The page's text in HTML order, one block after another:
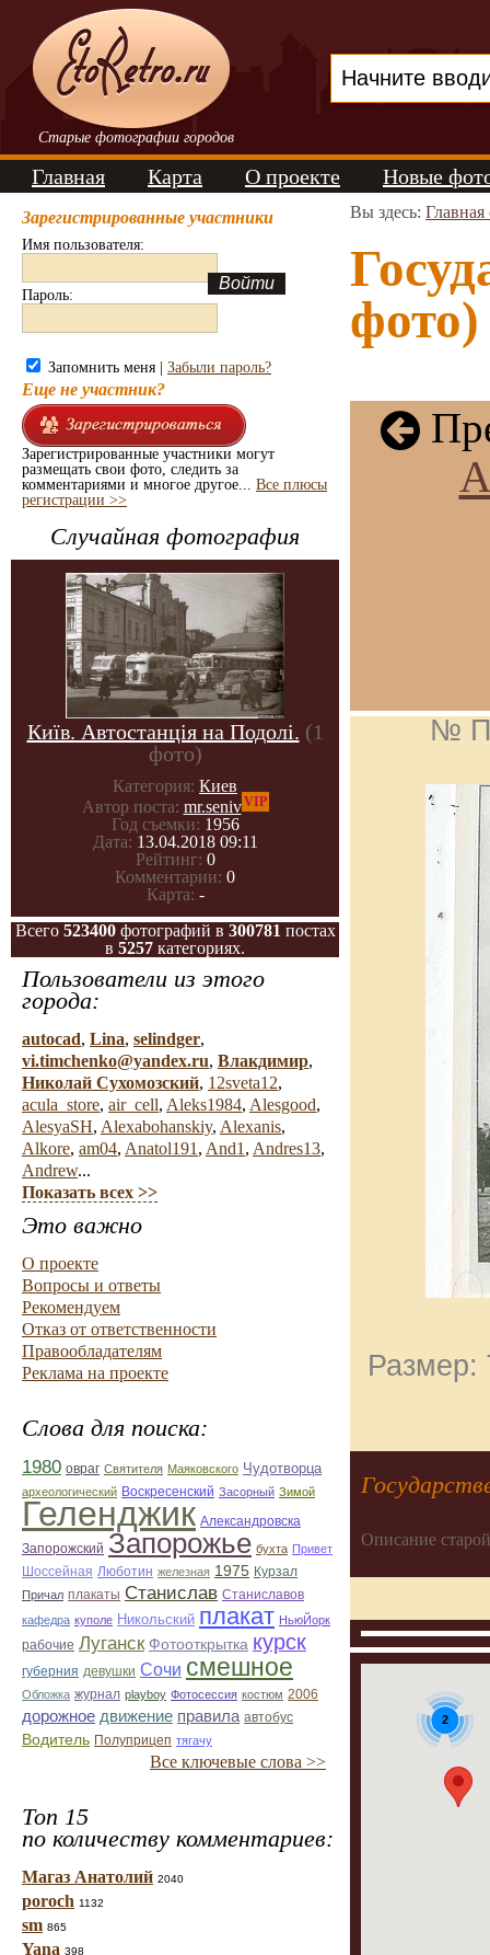
Старые фотографии городов
Главная Карта О проекте Новые
Зарегистрированные участники
Имя пользователя:
Пароль:
Запомнить меня | Забыли пароль?
Еще не участник?
Зарегистрированные участники могут
размещать свои фото, следить за
комментариями и многое другое... Все плюсы
регистрации >>
Случайная фотография
Київ. Автостанція на Подолі. (1
фото)
Категория: Киев
Автор поста: mr.senivVIP
Год съемки: 1956
Дата: 13.04.2018 09:11
Рейтинг: 0
Комментарии: 0
Карта: -
Всего 523400фотографий в 300781 постах
в 5257 категориях.
Пользователи из этого
города:
autocad, Lina, selindger,
vi.timchenko@yandex.ru, Влакдимир,
Николай Сухомозский, 12sveta12,
acula_store, air_cell, Aleks1984, Alesgood,
AlesyaSH, Alexabohanskiy, Alexanis,
Alkore, am04, Anatol191 , And1 , Andres13,
Andrew...
Показать всех >>
Это важно
О проекте
Вопросы и ответы
Рекомендуем
Отказ от ответственности
Правообладателям
Реклама на проекте
Слова для поиска:
1980 овраг Святителя Маяковского Чудотворца
археологический Воскресенский Засорный Зимой
Геленджик Александровска
Запорожский Запорожье бухта Привет
Шоссейная Люботин железная 1975 Курзал
Причал плакаты Станислав Станиславов
кафедра куполе Никольский плакат НьюЙорк
рабочие Луганск Фотооткрытка курск
губерния девушки Сочи смешное
Обложка журнал playboy Фотосессия костюм 2006
дорожное движение правила автобус
Водитель Полуприцеп тягачу
Все ключевые слова >>
Топ 15
по количеству комментариев:
Магаз Анатолий 2040
poroch 1132
sm 865
Yana 398
Вы здесь: Главная
фото)
№
Размер:
Описание
2